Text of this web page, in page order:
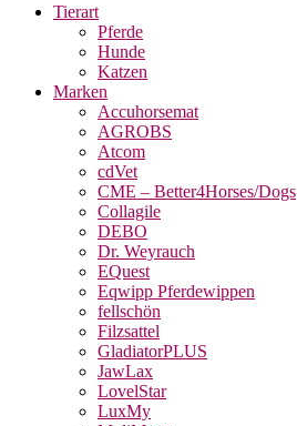
Tierart
Pferde
Hunde
Katzen
Marken
Accuhorsemat
AGROBS
Atcom
cdVet
CME – Better4Horses/Dogs
Collagile
DEBO
Dr. Weyrauch
EQuest
Eqwipp Pferdewippen
fellschön
Filzsattel
GladiatorPLUS
JawLax
LovelStar
LuxMy